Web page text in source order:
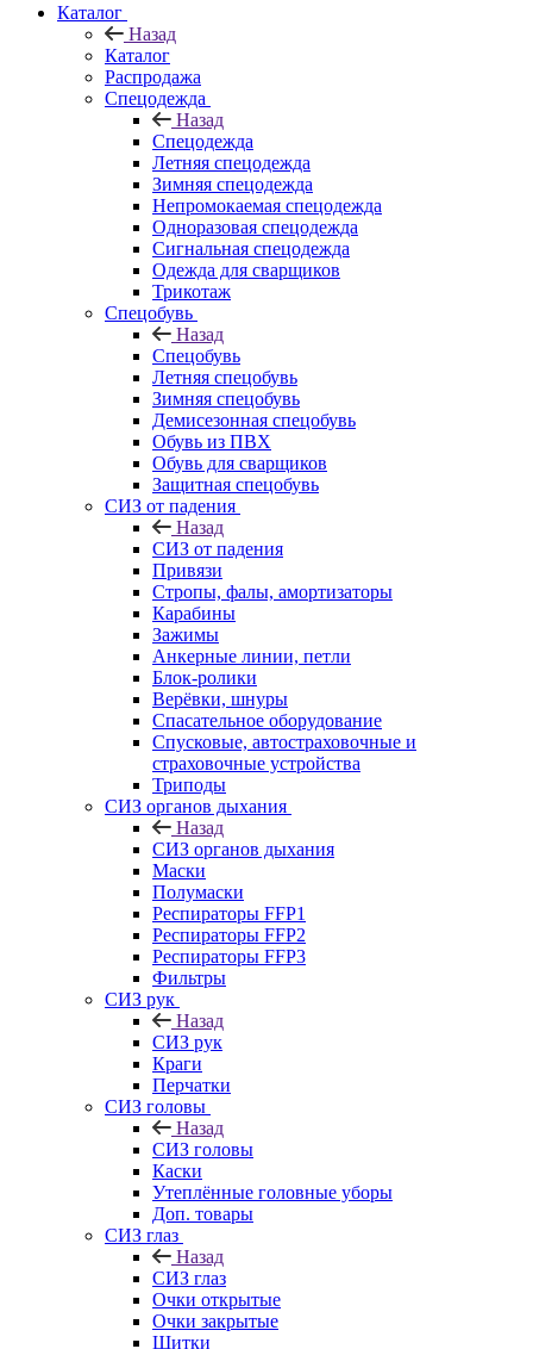
Каталог
Назад
Каталог
Распродажа
Спецодежда
Назад
Спецодежда
Летняя спецодежда
Зимняя спецодежда
Непромокаемая спецодежда
Одноразовая спецодежда
Сигнальная спецодежда
Одежда для сварщиков
Трикотаж
Спецобувь
Назад
Спецобувь
Летняя спецобувь
Зимняя спецобувь
Демисезонная спецобувь
Обувь из ПВХ
Обувь для сварщиков
Защитная спецобувь
СИЗ от падения
Назад
СИЗ от падения
Привязи
Стропы, фалы, амортизаторы
Карабины
Зажимы
Анкерные линии, петли
Блок-ролики
Верёвки, шнуры
Спасательное оборудование
Спусковые, автостраховочные и
страховочные устройства
Триподы
СИЗ органов дыхания
Назад
СИЗ органов дыхания
Маски
Полумаски
Респираторы FFP1
Респираторы FFP2
Респираторы FFP3
Фильтры
СИЗ рук
Назад
СИЗ рук
Краги
Перчатки
СИЗ головы
Назад
СИЗ головы
Каски
Утеплённые головные уборы
Доп. товары
СИЗ глаз
Назад
СИЗ глаз
Очки открытые
Очки закрытые
Щитки